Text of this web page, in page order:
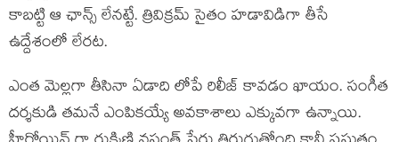
కాబట్టి ఆ ఛాన్స్ లేనట్టే. త్రివిక్రమ్ సైతం హడావిడిగా తీసే
ఉద్దేశంలో లేరట.
ఎంత మెల్లగా తీసినా ఏడాది లోపే రిలీజ్ కావడం ఖాయం. సంగీత
దర్శకుడి తమనే ఎంపికయ్యే అవకాశాలు ఎక్కువగా ఉన్నాయి.